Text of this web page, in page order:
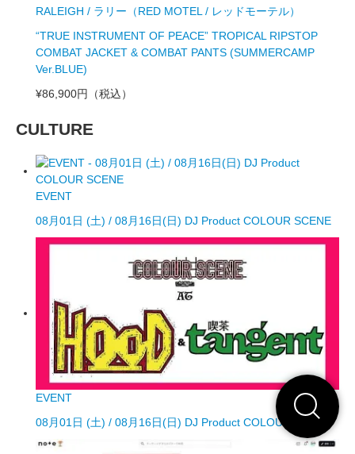
RALEIGH / ラリー（RED MOTEL / レッドモーテル）
“TRUE INSTRUMENT OF PEACE” TROPICAL RIPSTOP
COMBAT JACKET & COMBAT PANTS (SUMMERCAMP
Ver.BLUE)
¥86,900円
（税込）
CULTURE
EVENT
08月01日 (土) / 08月16日(日) DJ Product COLOUR SCENE
EVENT
08月01日 (土) / 08月16日(日) DJ Product COLOUR SCENE